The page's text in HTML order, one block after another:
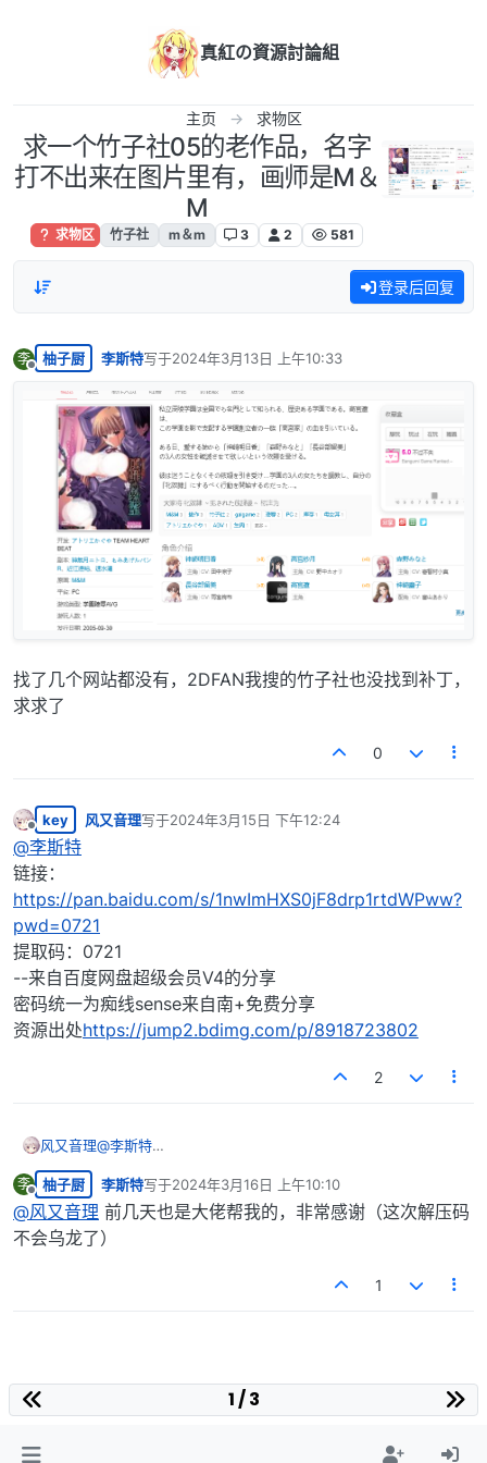
真紅の資源討論組
主页 求物区
求一个竹子社05的老作品，名字
打不出来在图片里有，画师是M＆
M
求物区 竹子社 m＆m 3 2 581
登录后回复
李
离线
柚子厨 李斯特写于2024年3月13日 上午10:33
最后由 编辑
找了几个网站都没有，2DFAN我搜的竹子社也没找到补丁，
求求了
0
离线
key 风又音理写于2024年3月15日 下午12:24
最后由 编辑
@李斯特
链接：
https://pan.baidu.com/s/1nwImHXS0jF8drp1rtdWPww?
pwd=0721
提取码：0721
--来自百度网盘超级会员V4的分享
密码统一为痴线sense来自南+免费分享
资源出处https://jump2.bdimg.com/p/8918723802
2
风又音理@李斯特
https://pan.baidu.com/s/1nwImHXS0jF8drp1rtdWPww
?pwd=0721
提取码：0721
--来自百度网盘超级会员V4的分享
https://jump2.bdimg.com/p/8918723802
李
离线
柚子厨 李斯特写于2024年3月16日 上午10:10
最后由 编辑
@风又音理 前几天也是大佬帮我的，非常感谢（这次解压码
不会乌龙了）
1
1 / 3